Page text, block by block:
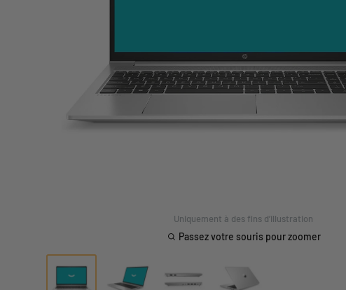
Uniquement à des fins d’illustration
Passez votre souris pour zoomer